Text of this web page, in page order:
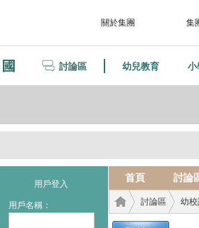
關於集團 集
討論區 幼兒教育 小
用戶登入
用戶名稱：
首頁 討論
討論區 幼